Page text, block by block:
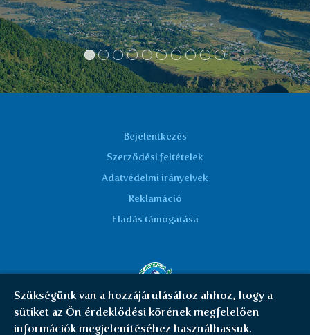
befejeztem az allergológián az allergiám
gyógyítását, mint szükségtelent.
Köszönöm!
Marta K.
Bejelentkezés
Szerződési feltételek
Adatvédelmi irányelvek
Reklamáció
Eladás támogatása
Cookies
Szükségünk van a hozzájárulásához ahhoz, hogy a
sütiket az Ön érdeklődési körének megfelelően
információk megjelenítéséhez használhassuk.